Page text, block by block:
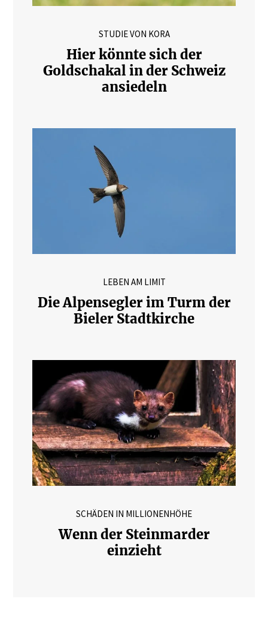
STUDIE VON KORA
Hier könnte sich der
Goldschakal in der Schweiz
ansiedeln
LEBEN AM LIMIT
Die Alpensegler im Turm der
Bieler Stadtkirche
SCHÄDEN IN MILLIONENHÖHE
Wenn der Steinmarder
einzieht